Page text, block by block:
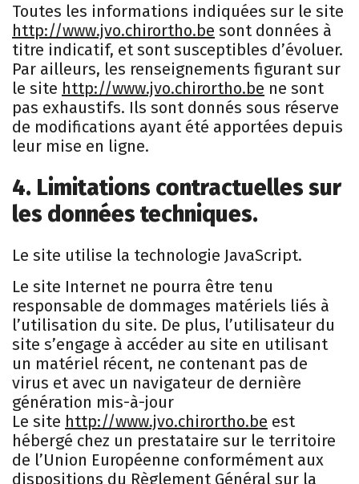
Toutes les informations indiquées sur le site
http://www.jvo.chirortho.be sont données à
titre indicatif, et sont susceptibles d’évoluer.
Par ailleurs, les renseignements figurant sur
le site http://www.jvo.chirortho.be ne sont
pas exhaustifs. Ils sont donnés sous réserve
de modifications ayant été apportées depuis
leur mise en ligne.
4. Limitations contractuelles sur
les données techniques.
Le site utilise la technologie JavaScript.
Le site Internet ne pourra être tenu
responsable de dommages matériels liés à
l’utilisation du site. De plus, l’utilisateur du
site s’engage à accéder au site en utilisant
un matériel récent, ne contenant pas de
virus et avec un navigateur de dernière
génération mis-à-jour
Le site http://www.jvo.chirortho.be est
hébergé chez un prestataire sur le territoire
de l’Union Européenne conformément aux
dispositions du Règlement Général sur la